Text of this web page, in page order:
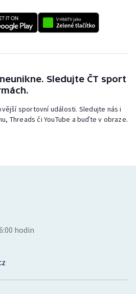
Sledujte ČT sport
sportovní události. Sledujte nás i
Threads či YouTube a buďte v obraze.
hodin